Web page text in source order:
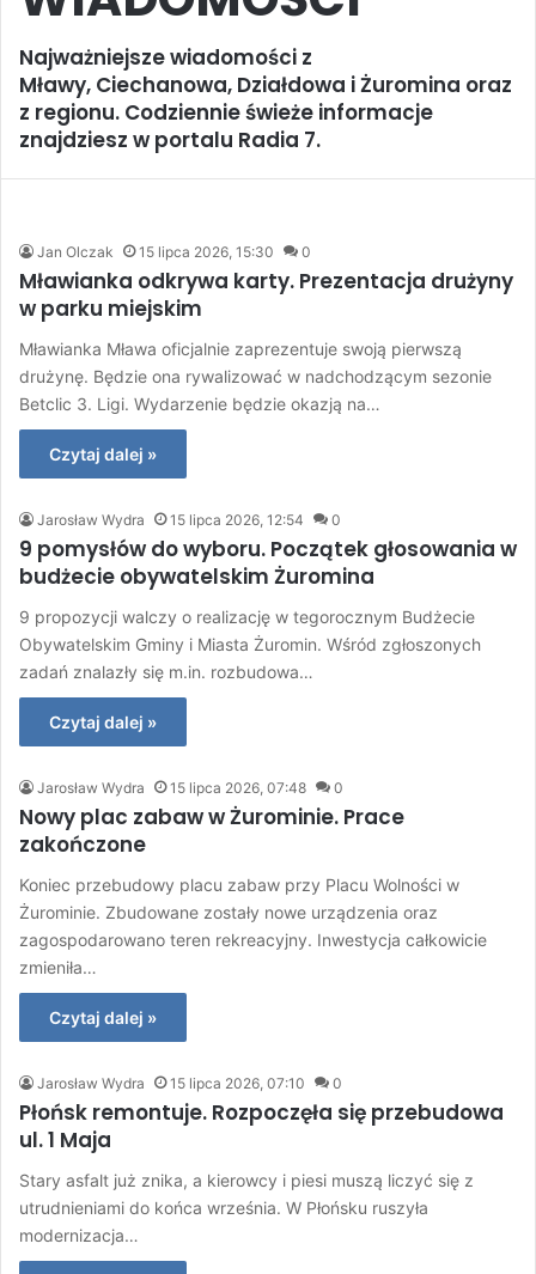
Najważniejsze wiadomości z
Mławy, Ciechanowa, Działdowa i Żuromina oraz
z regionu. Codziennie świeże informacje
znajdziesz w portalu Radia 7.
Jan Olczak 15 lipca 2026, 15:30 0
Mławianka odkrywa karty. Prezentacja drużyny
w parku miejskim
Mławianka Mława oficjalnie zaprezentuje swoją pierwszą
drużynę. Będzie ona rywalizować w nadchodzącym sezonie
Betclic 3. Ligi. Wydarzenie będzie okazją na…
Czytaj dalej »
Jarosław Wydra 15 lipca 2026, 12:54 0
9 pomysłów do wyboru. Początek głosowania w
budżecie obywatelskim Żuromina
9 propozycji walczy o realizację w tegorocznym Budżecie
Obywatelskim Gminy i Miasta Żuromin. Wśród zgłoszonych
zadań znalazły się m.in. rozbudowa…
Czytaj dalej »
Jarosław Wydra 15 lipca 2026, 07:48 0
Nowy plac zabaw w Żurominie. Prace
zakończone
Koniec przebudowy placu zabaw przy Placu Wolności w
Żurominie. Zbudowane zostały nowe urządzenia oraz
zagospodarowano teren rekreacyjny. Inwestycja całkowicie
zmieniła…
Czytaj dalej »
Jarosław Wydra 15 lipca 2026, 07:10 0
Płońsk remontuje. Rozpoczęła się przebudowa
ul. 1 Maja
Stary asfalt już znika, a kierowcy i piesi muszą liczyć się z
utrudnieniami do końca września. W Płońsku ruszyła
modernizacja…